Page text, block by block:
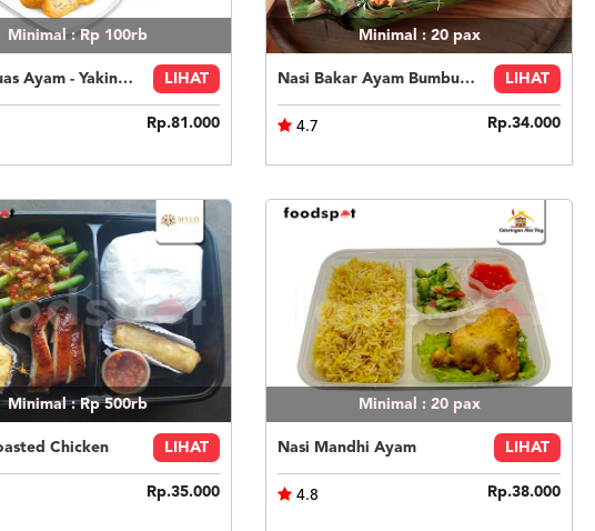
Minimal : Rp 100rb
Paket Puas Ayam - Yakiniku Beef Paket Puas (R) LIHAT
Rp.81.000
Minimal : 20 pax
Nasi Bakar Ayam Bumbu Bali + Kerupuk LIHAT
4.7 Rp.34.000
Minimal : Rp 500rb
Chicken LIHAT
Rp.35.000
Minimal : 20 pax
Nasi Mandhi Ayam LIHAT
4.8 Rp.38.000